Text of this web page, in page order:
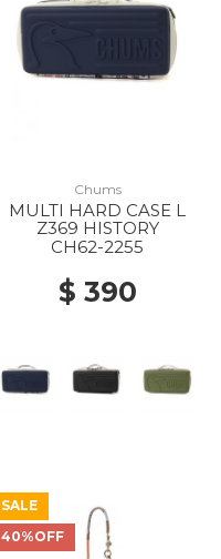
Chums
MULTI HARD CASE L
Z369 HISTORY
CH62-2255
$ 390
SALE
40%OFF